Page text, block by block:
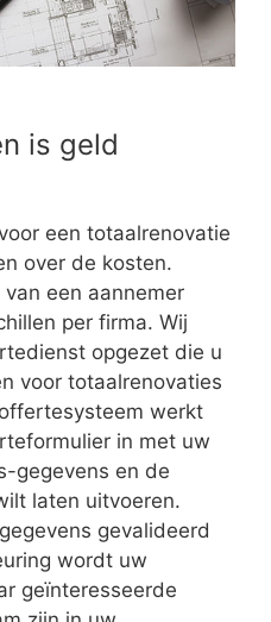
is geld
een totaalrenovatie
over de kosten.
een aannemer
per firma. Wij
opgezet die u
voor totaalrenovaties
werkt
in met uw
gegevens en de
laten uitvoeren.
gevalideerd
wordt uw
geïnteresseerde